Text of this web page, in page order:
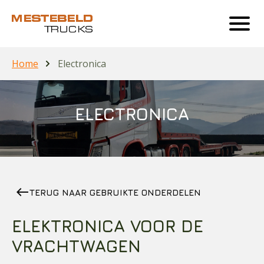
Home Electronica
ELECTRONICA
westTERUG NAAR GEBRUIKTE ONDERDELEN
ELEKTRONICA VOOR DE
VRACHTWAGEN